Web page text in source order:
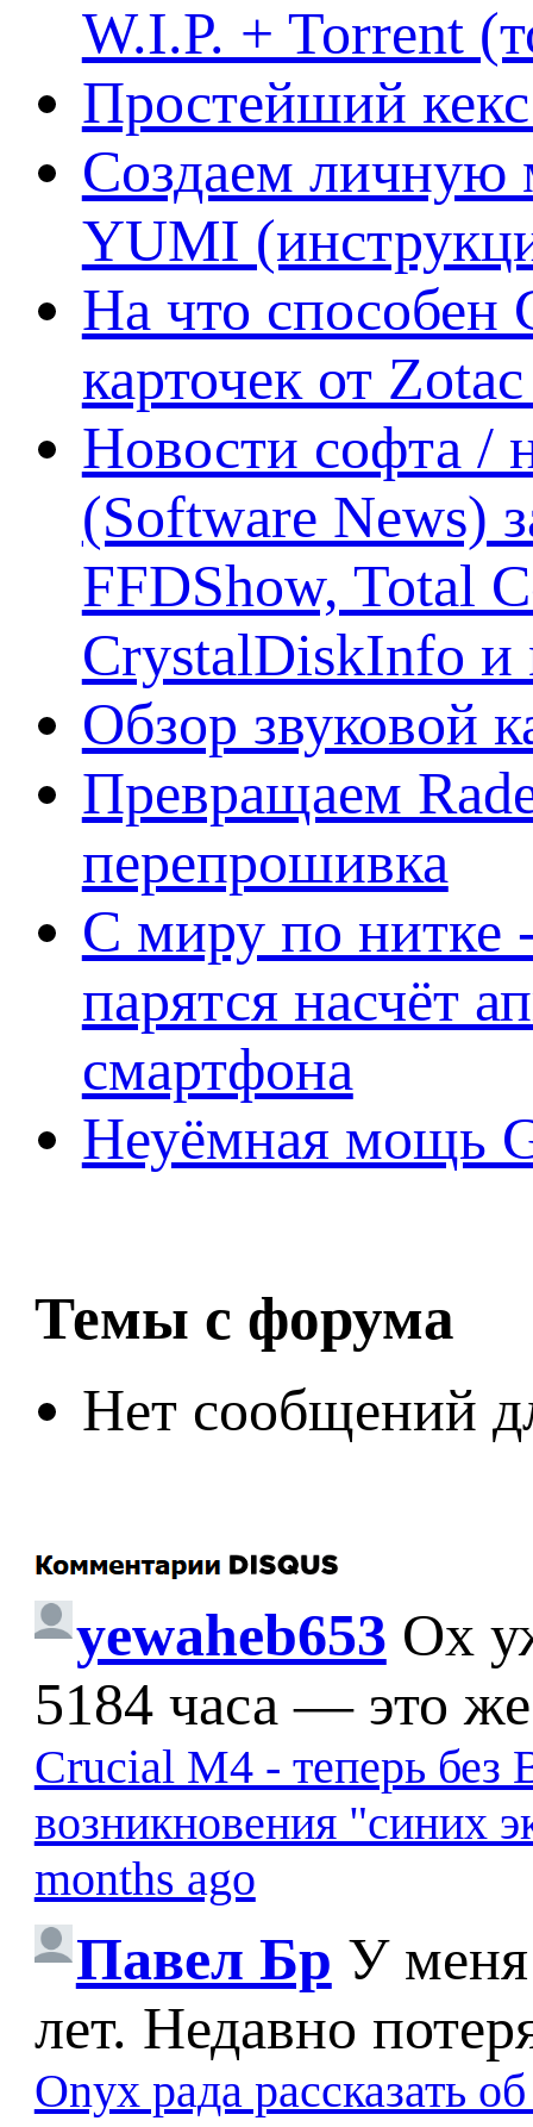
W.I.P. + Torrent
Простейший кекс
Создаем личную
YUMI
На что способен
карточек от
Новости софта /
(Software News)
FFDShow, Total
CrystalDiskInfo и
Обзор звуковой
Превращаем
перепрошивка
С миру по нитке
парятся насчёт
смартфона
Неуёмная мощь
Темы с форума
Нет сообщений
yewaheb653 Ох
5184 часа — это
Crucial M4 - теперь без
возникновения "синих
months ago
Павел Бр У меня
лет. Недавно
Onyx рада рассказать